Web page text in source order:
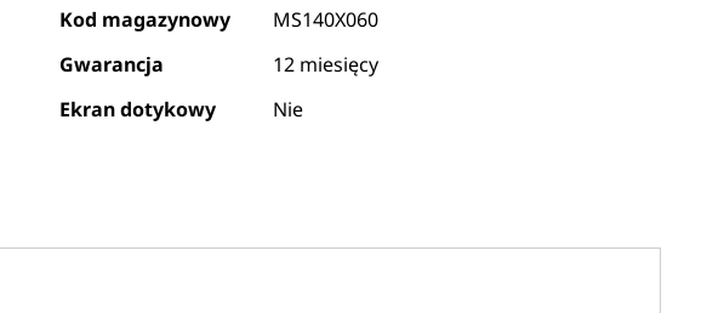
Kod magazynowy
MS140X060
Gwarancja
12 miesięcy
Ekran dotykowy
Nie